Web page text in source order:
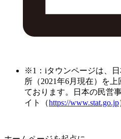
※1：iタウンページは、
所（2021年6月現在）を
ております。日本の民営
イト（https://www.stat.go.jp